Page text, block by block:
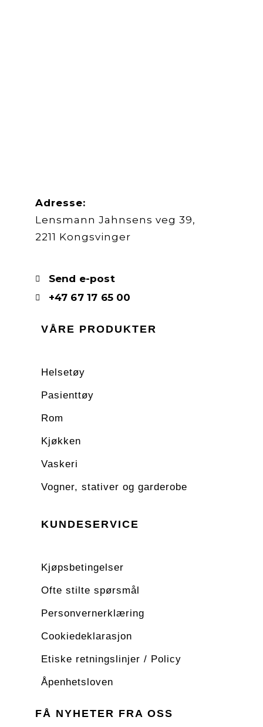
Adresse:
Lensmann Jahnsens veg 39,
2211 Kongsvinger
Send e-post
+47 67 17 65 00
VÅRE PRODUKTER
Helsetøy
Pasienttøy
Rom
Kjøkken
Vaskeri
Vogner, stativer og garderobe
KUNDESERVICE
Kjøpsbetingelser
Ofte stilte spørsmål
Personvernerklæring
Cookiedeklarasjon
Etiske retningslinjer / Policy
Åpenhetsloven
FÅ NYHETER FRA OSS